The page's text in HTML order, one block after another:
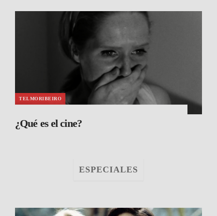
TELMORIBEIRO
¿Qué es el cine?
ESPECIALES